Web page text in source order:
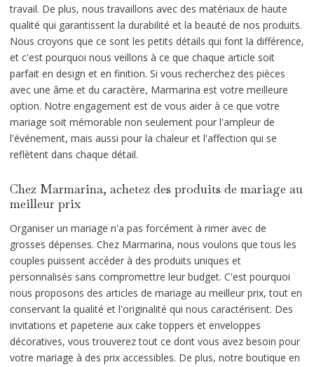
travail. De plus, nous travaillons avec des matériaux de haute
qualité qui garantissent la durabilité et la beauté de nos produits.
Nous croyons que ce sont les petits détails qui font la différence,
et c'est pourquoi nous veillons à ce que chaque article soit
parfait en design et en finition. Si vous recherchez des pièces
avec une âme et du caractère, Marmarina est votre meilleure
option. Notre engagement est de vous aider à ce que votre
mariage soit mémorable non seulement pour l'ampleur de
l'événement, mais aussi pour la chaleur et l'affection qui se
reflètent dans chaque détail.
Chez Marmarina, achetez des produits de mariage au
meilleur prix
Organiser un mariage n'a pas forcément à rimer avec de
grosses dépenses. Chez Marmarina, nous voulons que tous les
couples puissent accéder à des produits uniques et
personnalisés sans compromettre leur budget. C'est pourquoi
nous proposons des articles de mariage au meilleur prix, tout en
conservant la qualité et l'originalité qui nous caractérisent. Des
invitations et papeterie aux cake toppers et enveloppes
décoratives, vous trouverez tout ce dont vous avez besoin pour
votre mariage à des prix accessibles. De plus, notre boutique en